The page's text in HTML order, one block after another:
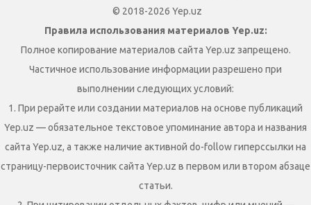
© 2018-2026 Yep.uz
Правила использования материалов Yep.uz:
Полное копирование материалов сайта Yep.uz запрещено.
Частичное использование информации разрешено при
выполнении следующих условий:
1. При рерайте или создании материалов на основе публикаций
Yep.uz — обязательное текстовое упоминание автора и названия
сайта Yep.uz, а также наличие активной do-follow гиперссылки на
страницу-первоисточник сайта Yep.uz в первом или втором абзаце
статьи.